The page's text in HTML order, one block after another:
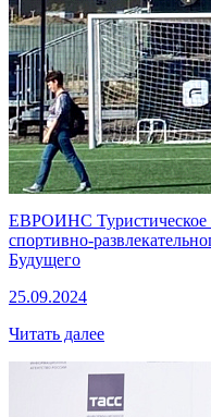
ЕВРОИНС Туристическое
спортивно-
Будущего
25.09.2024
Читать далее